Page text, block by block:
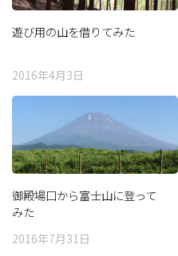
遊び用の山を借りてみた
2016年4月3日
御殿場口から富士山に登って
みた
2016年7月31日